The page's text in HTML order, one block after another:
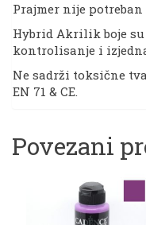
Prajmer nije potreban
Hybrid Akrilik boje
kontrolisanje i
Ne sadrži toksične
EN 71 & CE.
Povezani